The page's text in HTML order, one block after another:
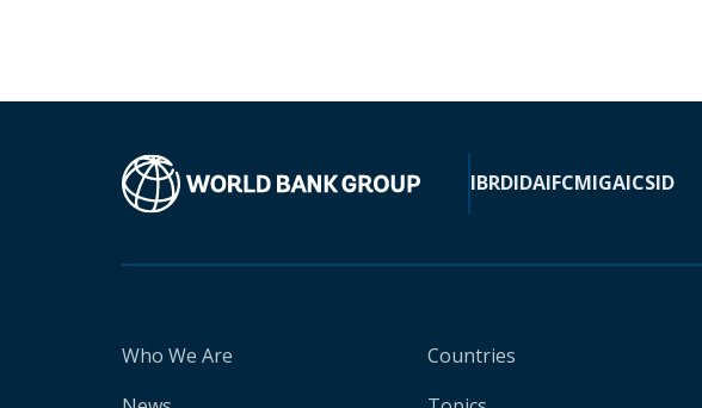
IBRDIDAIFCMIGAICSID
Who We Are
Countries